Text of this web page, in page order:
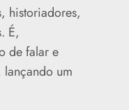
historiadores,
É,
de falar e
lançando um